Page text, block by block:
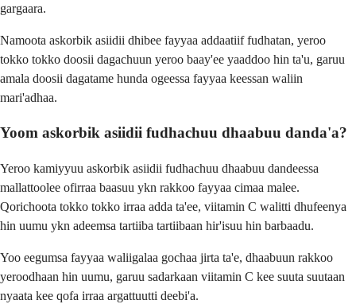
gargaara.
Namoota askorbik asiidii dhibee fayyaa addaatiif fudhatan, yeroo
tokko tokko doosii dagachuun yeroo baay'ee yaaddoo hin ta'u, garuu
amala doosii dagatame hunda ogeessa fayyaa keessan waliin
mari'adhaa.
Yoom askorbik asiidii fudhachuu dhaabuu danda'a?
Yeroo kamiyyuu askorbik asiidii fudhachuu dhaabuu dandeessa
mallattoolee ofirraa baasuu ykn rakkoo fayyaa cimaa malee.
Qorichoota tokko tokko irraa adda ta'ee, viitamin C walitti dhufeenya
hin uumu ykn adeemsa tartiiba tartiibaan hir'isuu hin barbaadu.
Yoo eegumsa fayyaa waliigalaa gochaa jirta ta'e, dhaabuun rakkoo
yeroodhaan hin uumu, garuu sadarkaan viitamin C kee suuta suutaan
nyaata kee qofa irraa argattuutti deebi'a.